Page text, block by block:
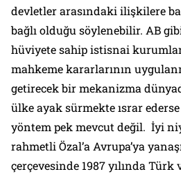
devletler arasındaki ilişkilere
bağlı olduğu söylenebilir. AB
hüviyete sahip istisnai kurumlar
mahkeme kararlarının
getirecek bir mekanizma
ülke ayak sürmekte ısrar
yöntem pek mevcut değil. İyi
rahmetli Özal’a Avrupa’ya
çerçevesinde 1987 yılında Türk